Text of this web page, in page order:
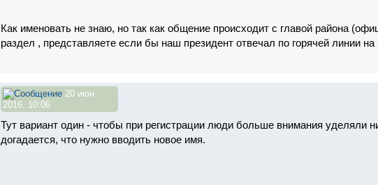
Как именовать не знаю, но так как общение происходит с главой района
раздел , представляете если бы наш президент отвечал по горячей линии
20 июн
2016, 10:06
Тут вариант один - чтобы при регистрации люди больше внимания уделяли
догадается, что нужно вводить новое имя.